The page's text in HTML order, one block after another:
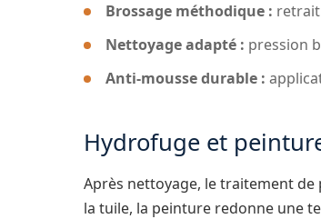
Brossage méthodique :
Nettoyage adapté : pression
Anti-mousse durable :
Hydrofuge et
Après nettoyage, le traitement
la tuile, la peinture redonne une